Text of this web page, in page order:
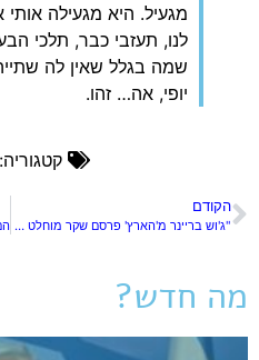
מגעיל. היא מגעילה אותי
לנו, תעזבי כבר, תלכי
שמה בגלל שאין לה
יופי, אה… זהו.
קטגוריה:
הקודם
"ג'וש בריינר מ'הארץ' פרסם שקר מוחלט על בן גביר וגופשטיין
מה חדש?